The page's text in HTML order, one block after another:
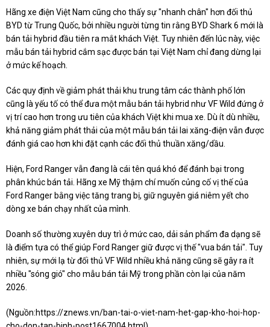
Hãng xe điện Việt Nam cũng cho thấy sự "nhanh chân" hơn đối thủ
BYD từ Trung Quốc, bởi nhiều người từng tin rằng BYD Shark 6 mới là
bán tải hybrid đầu tiên ra mắt khách Việt. Tuy nhiên đến lúc này, việc
mẫu bán tải hybrid cắm sạc được bán tại Việt Nam chỉ đang dừng lại
ở mức kế hoạch.
Các quy định về giảm phát thải khu trung tâm các thành phố lớn
cũng là yếu tố có thể đưa một mẫu bán tải hybrid như VF Wild đứng ở
vị trí cao hơn trong ưu tiên của khách Việt khi mua xe. Dù ít dù nhiều,
khả năng giảm phát thải của một mẫu bán tải lai xăng-điện vẫn được
đánh giá cao hơn khi đặt cạnh các đối thủ thuần xăng/dầu.
Hiện, Ford Ranger vẫn đang là cái tên quá khó để đánh bại trong
phân khúc bán tải. Hãng xe Mỹ thậm chí muốn củng cố vị thế của
Ford Ranger bằng việc tăng trang bị, giữ nguyên giá niêm yết cho
dòng xe bán chạy nhất của mình.
Doanh số thường xuyên duy trì ở mức cao, dải sản phẩm đa dạng sẽ
là điểm tựa có thể giúp Ford Ranger giữ được vị thế "vua bán tải". Tuy
nhiên, sự mới lạ từ đối thủ VF Wild nhiều khả năng cũng sẽ gây ra ít
nhiều "sóng gió" cho mẫu bán tải Mỹ trong phần còn lại của năm
2026.
(Nguồn:https://znews.vn/ban-tai-o-viet-nam-het-gap-kho-hoi-hop-